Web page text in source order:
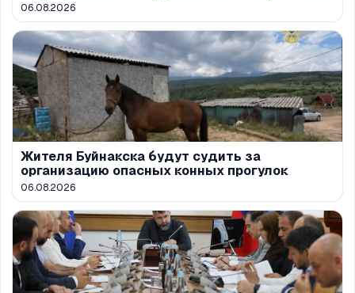
06.08.2026
Жителя Буйнакска будут судить за
организацию опасных конных прогулок
06.08.2026